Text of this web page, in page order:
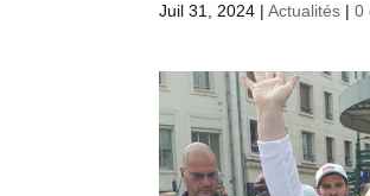
Juil 31, 2024 |Actualités |0